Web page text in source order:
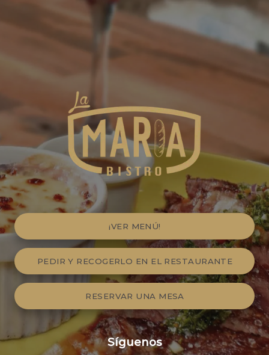
¡VER MENÚ!
PEDIR Y RECOGERLO EN EL RESTAURANTE
RESERVAR UNA MESA
Síguenos